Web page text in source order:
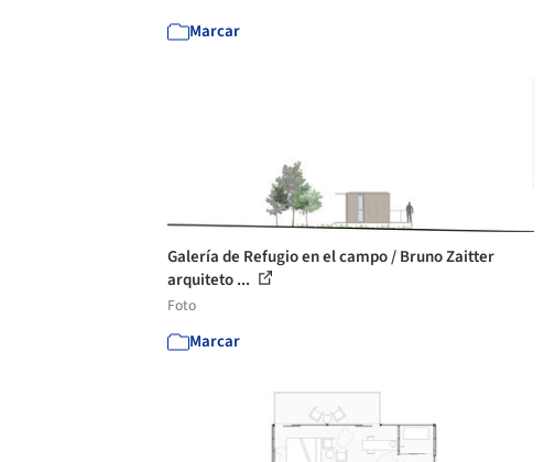
Marcar
Galería de Refugio en el campo / Bruno Zaitter
arquiteto ...
Foto
Marcar